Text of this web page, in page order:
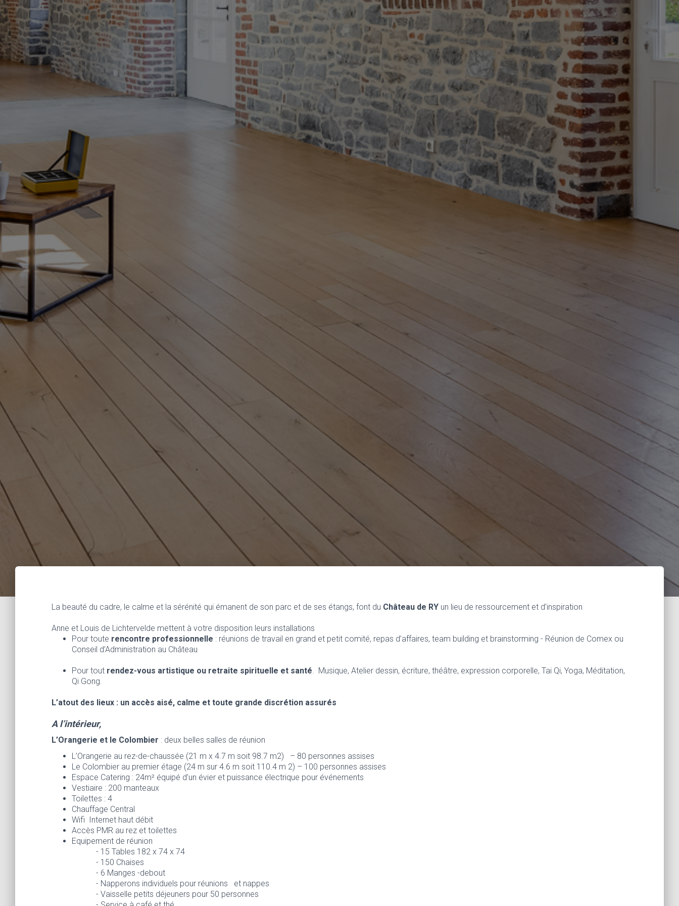
La beauté du cadre, le calme et la sérénité qui émanent de son parc et de ses étangs, font du Château de RY un lieu de ressourcement et d’inspiration
Anne et Louis de Lichtervelde mettent à votre disposition leurs installations
Pour toute rencontre professionnelle : réunions de travail en grand et petit comité, repas d’affaires, team building et brainstorming - Réunion de Comex ou
Conseil d’Administration au Château
Pour tout rendez-vous artistique ou retraite spirituelle et santé. Musique, Atelier dessin, écriture, théâtre, expression corporelle, Tai Qi, Yoga, Méditation,
Qi Gong.
L’atout des lieux : un accès aisé, calme et toute grande discrétion assurés
A l’intérieur,
L’Orangerie et le Colombier : deux belles salles de réunion
L’Orangerie au rez-de-chaussée (21 m x 4.7 m soit 98.7 m2) – 80 personnes assises
Le Colombier au premier étage (24 m sur 4.6 m soit 110.4 m 2) – 100 personnes assises
Espace Catering : 24m² équipé d’un évier et puissance électrique pour événements
Vestiaire : 200 manteaux
Toilettes : 4
Chauffage Central
Wifi Internet haut débit
Accès PMR au rez et toilettes
Equipement de réunion
- 15 Tables 182 x 74 x 74
- 150 Chaises
- 6 Manges -debout
- Napperons individuels pour réunions et nappes
- Vaisselle petits déjeuners pour 50 personnes